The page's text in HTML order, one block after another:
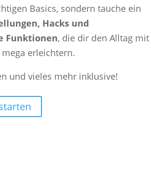
Basics, sondern tauche ein
Hacks und
Funktionen, die dir den Alltag mit
erleichtern.
und vieles mehr inklusive!